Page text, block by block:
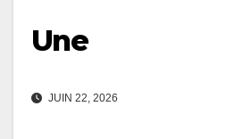
Une
JUIN 22, 2026